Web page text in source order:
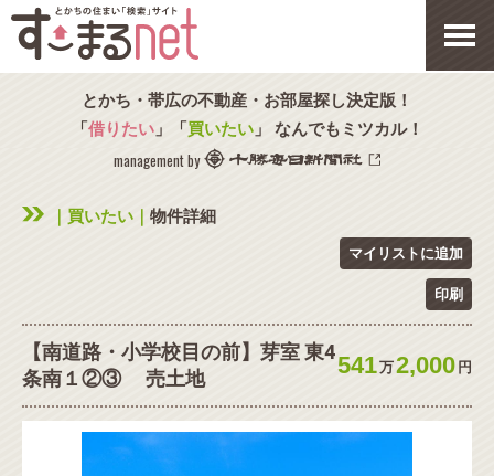
とかち・帯広の不動産・お部屋探し決定版！
「借りたい」「買いたい」 なんでもミツカル！
management by
｜買いたい｜ 物件詳細
マイリストに追加
印刷
【南道路・小学校目の前】芽室 東4
条南１②③ 売土地
541万2,000 円